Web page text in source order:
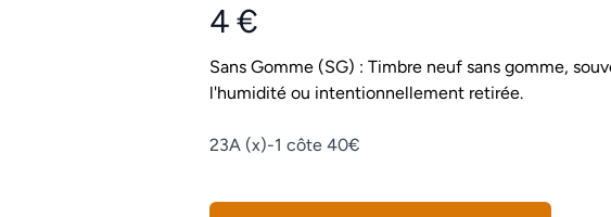
Product information
4 €
Conditions
Sans Gomme (SG) : Timbre neuf sans gomme,
l'humidité ou intentionnellement retirée.
Description
23A (x)-1 côte 40€